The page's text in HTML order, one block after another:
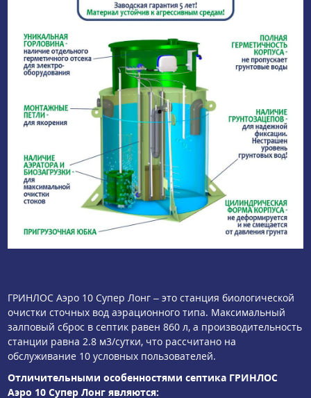
ГРИНЛОС Аэро 10 Супер Лонг – это станция биологической
очистки сточных вод аэрационного типа. Максимальный
залповый сброс в септик равен 860 л, а производительность
станции равна 2.8 м3/сутки, что рассчитано на
обслуживание 10 условных пользователей.
Отличительными особенностями септика ГРИНЛОС
Аэро 10 Супер Лонг являются: